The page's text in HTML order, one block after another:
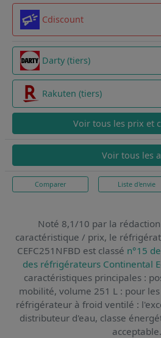
Cdiscount
Darty (tiers)
Rakuten (tiers)
Voir tous les prix et
Voir tous les
Comparer Liste d'envie
Noté 8,1/10 par la
caractéristique / prix, le
CEFC251NFBD est classé n°15
des réfrigérateurs Continental
caractéristiques principales :
mobilité, volume 251 L : pour
réfrigérateur à froid ventilé :
distributeur d'eau, classe
acceptable.